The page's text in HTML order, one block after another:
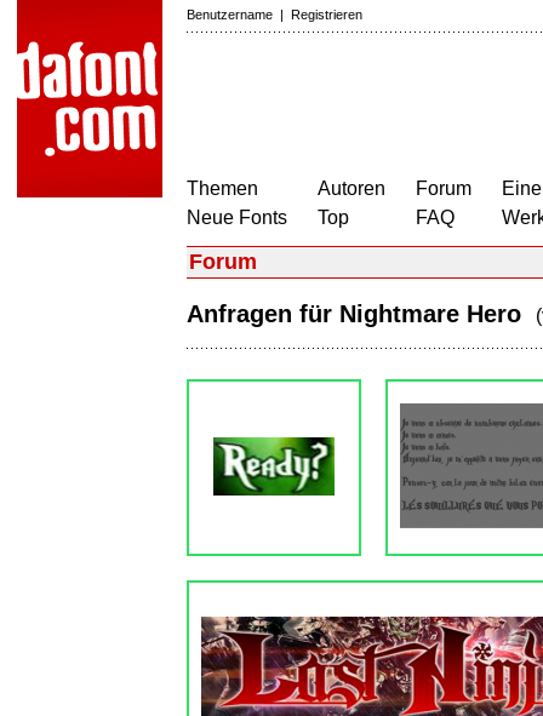
Benutzername | Registrieren
Themen
Neue Fonts
Autoren
Top
Forum
FAQ
Forum
Anfragen für Nightmare Hero